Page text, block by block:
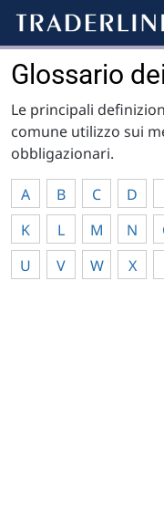
Glossario
Le principali
comune utilizzo sui
obbligazionari.
A B C D
K
L M N
U
V W X